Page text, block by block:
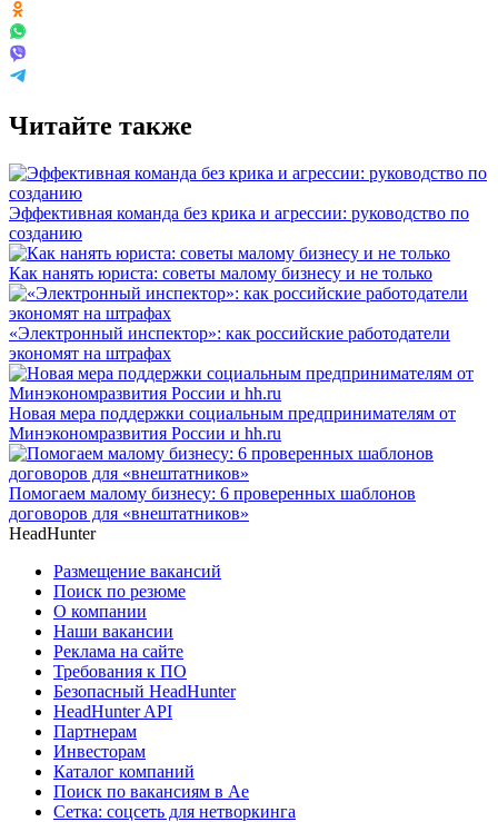
Читайте также
Эффективная команда без крика и агрессии: руководство по
созданию
Как нанять юриста: советы малому бизнесу и не только
«Электронный инспектор»: как российские работодатели
экономят на штрафах
Новая мера поддержки социальным предпринимателям от
Минэкономразвития России и hh.ru
Помогаем малому бизнесу: 6 проверенных шаблонов
договоров для «внештатников»
HeadHunter
Размещение вакансий
Поиск по резюме
О компании
Наши вакансии
Реклама на сайте
Требования к ПО
Безопасный HeadHunter
HeadHunter API
Партнерам
Инвесторам
Каталог компаний
Поиск по вакансиям в Ае
Сетка: соцсеть для нетворкинга